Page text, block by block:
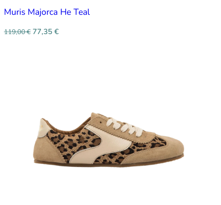
Muris Majorca He Teal
119,00€ 77,35 €